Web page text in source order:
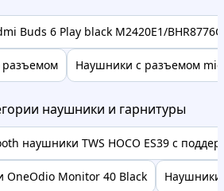
Buds 6 Play black M2420E1/
Наушники с разъемом
наушники и гарнитуры
наушники TWS HOCO ES39 с
Monitor 40 Black Наушники